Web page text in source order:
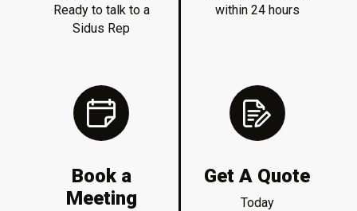
Ready to talk to a
Sidus Rep
within 24 hours
Book a
Meeting
Get A Quote
Today